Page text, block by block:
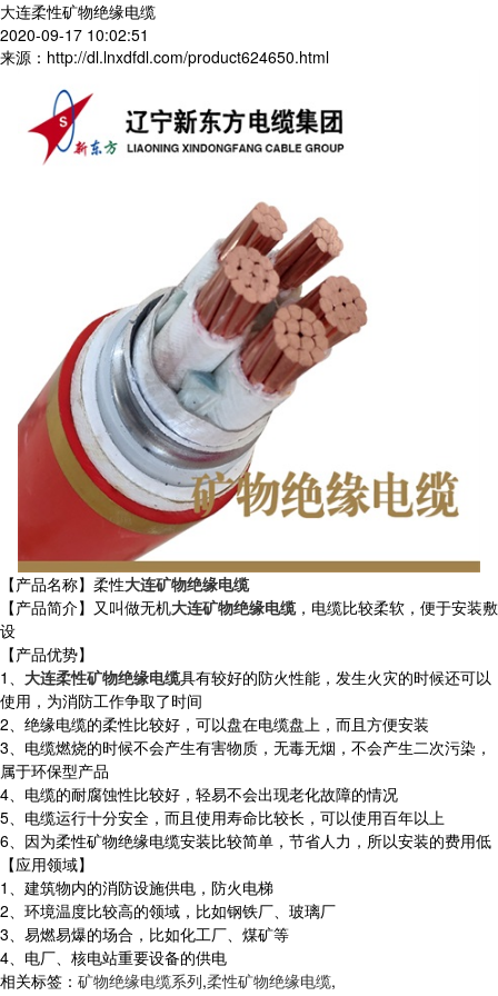
大连柔性矿物绝缘电缆
2020-09-17 10:02:51
来源：http://dl.lnxdfdl.com/product624650.html
【产品名称】柔性大连矿物绝缘电缆
【产品简介】又叫做无机大连矿物绝缘电缆，电缆比较柔软，便于安装敷
设
【产品优势】
1、 大连柔性矿物绝缘电缆具有较好的防火性能，发生火灾的时候还可以
使用，为消防工作争取了时间
2、绝缘电缆的柔性比较好，可以盘在电缆盘上，而且方便安装
3、电缆燃烧的时候不会产生有害物质，无毒无烟，不会产生二次污染，
属于环保型产品
4、电缆的耐腐蚀性比较好，轻易不会出现老化故障的情况
5、电缆运行十分安全，而且使用寿命比较长，可以使用百年以上
6、因为柔性矿物绝缘电缆安装比较简单，节省人力，所以安装的费用低
【应用领域】
1、建筑物内的消防设施供电，防火电梯
2、环境温度比较高的领域，比如钢铁厂、玻璃厂
3、易燃易爆的场合，比如化工厂、煤矿等
4、电厂、核电站重要设备的供电
相关标签： 矿物绝缘电缆系列,柔性矿物绝缘电缆,